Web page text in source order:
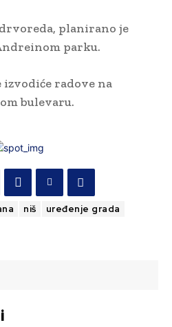
planirano je
parku.
izvodiće radove na
bulevaru.
niš uređenje grada